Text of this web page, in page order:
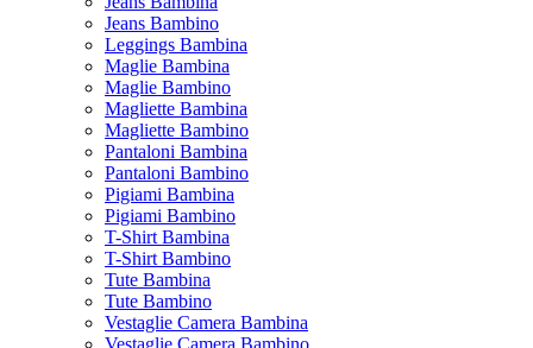
Jeans Bambino
Leggings Bambina
Maglie Bambina
Maglie Bambino
Magliette Bambina
Magliette Bambino
Pantaloni Bambina
Pantaloni Bambino
Pigiami Bambina
Pigiami Bambino
T-Shirt Bambina
T-Shirt Bambino
Tute Bambina
Tute Bambino
Vestaglie Camera Bambina
Vestaglie Camera Bambino